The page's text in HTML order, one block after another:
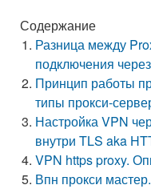
Содержание
Разница между
подключения
Принцип работы
типы прокси-
Настройка VPN
внутри TLS aka
VPN https proxy.
Впн прокси